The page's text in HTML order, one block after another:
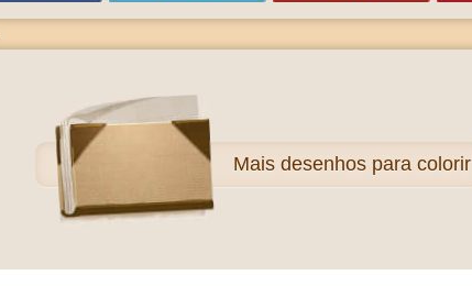
Mais desenhos para colorir